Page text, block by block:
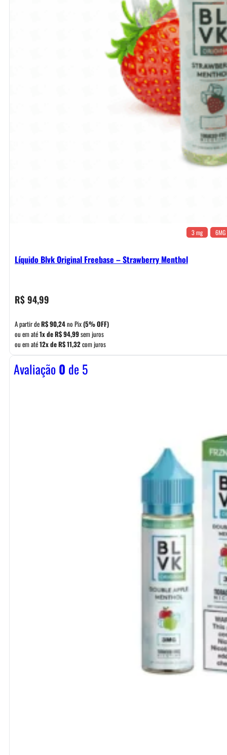
3 mg 6MG
Líquido Blvk Original Freebase – Strawberry Menthol
R$94,99
A partir deR$90,24no Pix(5% OFF)
ou em até1x deR$94,99sem juros
ou em até12x deR$11,32com juros
Avaliação0 de 5